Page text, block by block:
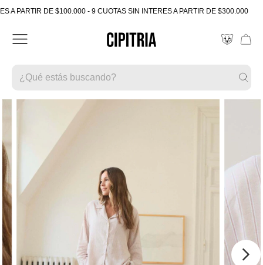
DE $100.000 - 9 CUOTAS SIN INTERES A PARTIR DE $300.000